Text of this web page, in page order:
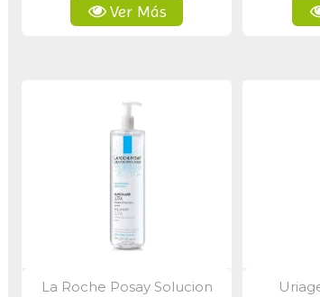
Ver Más
Vista Rápida
La Roche Posay Solucion